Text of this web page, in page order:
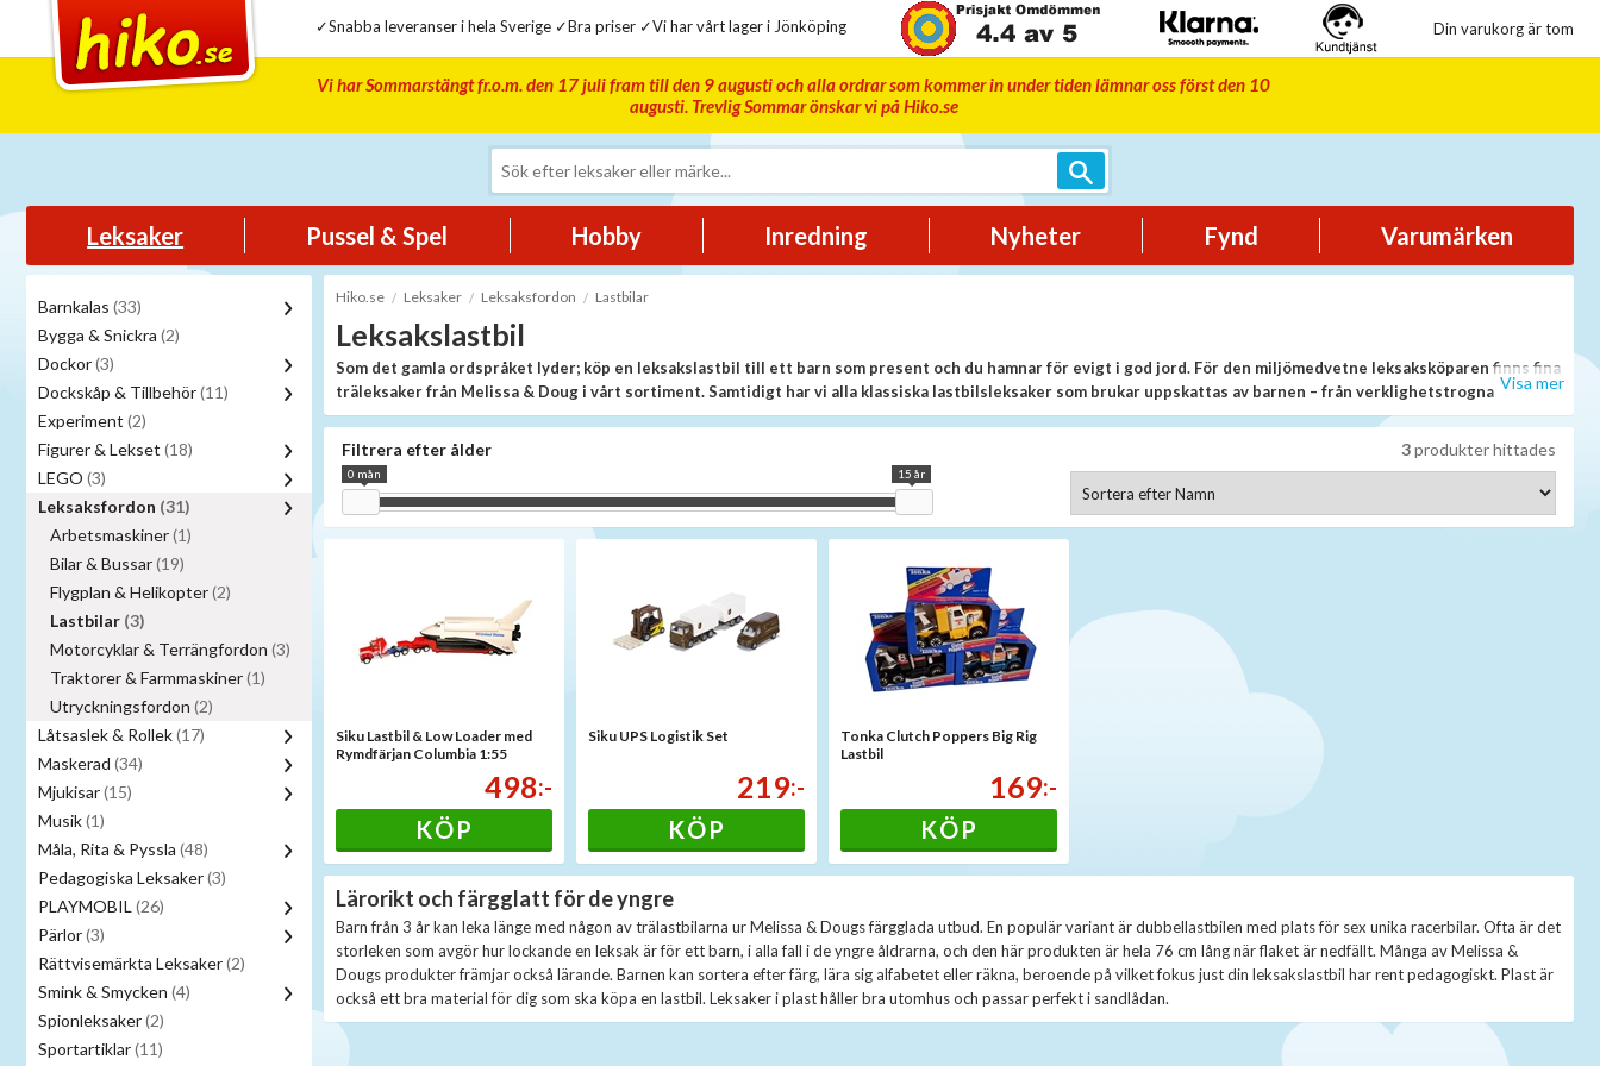
✓Snabba leveranser i hela Sverige ✓Bra priser ✓Vi har vårt lager i Jönköping Din varukorg är tom
Vi har Sommarstängt fr.o.m. den 17 juli fram till den 9 augusti och alla ordrar som kommer in under tiden lämnar oss först den 10
augusti. Trevlig Sommar önskar vi på Hiko.se
Leksaker Pussel & Spel Hobby Inredning Nyheter Fynd Varumärken
Barnkalas (33)
Bygga & Snickra (2)
Dockor(3)
Dockskåp & Tillbehör(11)
Experiment (2)
Figurer & Lekset (18)
LEGO (3)
Leksaksfordon (31)
Arbetsmaskiner(1)
Bilar & Bussar(19)
Flygplan & Helikopter(2)
Lastbilar (3)
Motorcyklar & Terrängfordon (3)
Traktorer & Farmmaskiner(1)
Utryckningsfordon (2)
Låtsaslek & Rollek(17)
Maskerad (34)
Mjukisar(15)
Musik(1)
Måla, Rita & Pyssla (48)
Pedagogiska Leksaker(3)
PLAYMOBIL (26)
Pärlor(3)
Rättvisemärkta Leksaker(2)
Smink & Smycken (4)
Spionleksaker(2)
Sportartiklar(11)
Hiko.se Leksaker Leksaksfordon Lastbilar
Leksakslastbil
Som det gamla ordspråket lyder; köp en leksakslastbil till ett barn som present och du hamnar för evigt i god jord. För den miljömedvetne leksaksköparen finns fina
träleksaker från Melissa & Doug i vårt sortiment. Samtidigt har vi alla klassiska lastbilsleksaker som brukar uppskattas av barnen – från verklighetstrogna
timmerbilar till barnsliga, färgglada varianter.
Verklighetstrogna leksakslastbilar för de äldre
Det finns många alternativ att välja mellan när man ska köpa en lastbil leksak. En leksak och lastbil i kombination från märket Emek bygger på hög kvalitet och verklighetstrogen
design. I vårt utbud kan du hitta distributionsbilar från DHL eller Schenker, tipplastbil från Scania, en och annan cool timmerlastbil av märket Volvo. Allt för att ditt barn ska kunna
bygga verklighetstrogna leksaksvärldar.
Visa mer
Filtrera efter ålder
0 mån 15 år
3produkter hittades
Siku Lastbil & Low Loader med
Rymdfärjan Columbia 1:55
498:-
KÖP
Siku UPS Logistik Set
219:-
KÖP
Tonka Clutch Poppers Big Rig
Lastbil
169:-
KÖP
Lärorikt och färgglatt för de yngre
Barn från 3 år kan leka länge med någon av trälastbilarna ur Melissa & Dougs färgglada utbud. En populär variant är dubbellastbilen med plats för sex unika racerbilar. Ofta är det
storleken som avgör hur lockande en leksak är för ett barn, i alla fall i de yngre åldrarna, och den här produkten är hela 76 cm lång när flaket är nedfällt. Många av Melissa &
Dougs produkter främjar också lärande. Barnen kan sortera efter färg, lära sig alfabetet eller räkna, beroende på vilket fokus just din leksakslastbil har rent pedagogiskt. Plast är
också ett bra material för dig som ska köpa en lastbil. Leksaker i plast håller bra utomhus och passar perfekt i sandlådan.